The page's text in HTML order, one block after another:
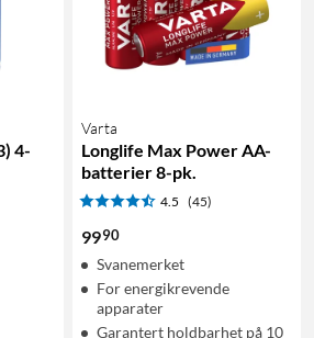
4-
Varta
Longlife Max Power AA-
batterier 8-pk.
4.5 (45)
9990
Svanemerket
For energikrevende
apparater
Garantert holdbarhet på 10